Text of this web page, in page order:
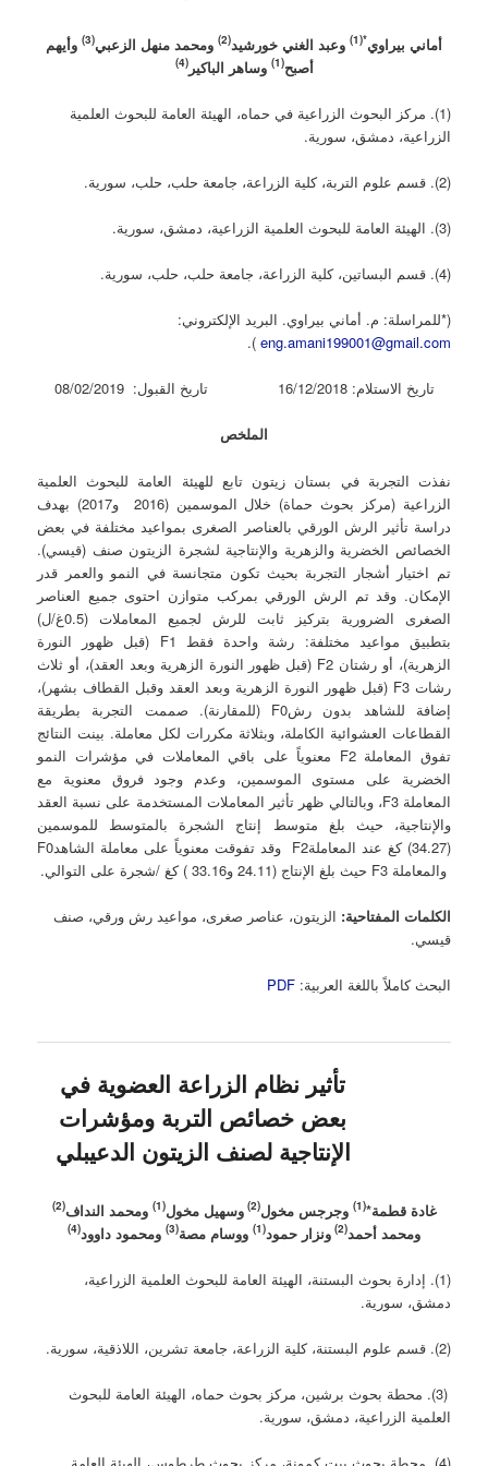
أماني بيراوي*(1) وعبد الغني خورشيد(2) ومحمد منهل الزعبي(3)
وأيهم
أصبح(1) وساهر الباكير(4)
(1). مركز البحوث الزراعية في حماه، الهيئة العامة للبحوث العلمية
الزراعية، دمشق، سورية.
(2). قسم علوم التربة، كلية الزراعة، جامعة حلب، حلب، سورية.
(3). الهيئة العامة للبحوث العلمية الزراعية، دمشق، سورية.
(4). قسم البساتين، كلية الزراعة، جامعة حلب، حلب، سورية.
(*للمراسلة: م. أماني بيراوي. البريد الإلكتروني:
eng.amani199001@gmail.com
).
تاريخ الاستلام: 16/12/2018 تاريخ القبول: 08/02/2019
الملخص
نفذت التجربة في بستان زيتون تابع للهيئة العامة للبحوث العلمية
الزراعية (مركز بحوث حماة) خلال الموسمين (2016 و2017) بهدف
دراسة تأثير الرش الورقي بالعناصر الصغرى بمواعيد مختلفة في بعض
الخصائص الخضرية والزهرية والإنتاجية لشجرة الزيتون صنف (قيسي).
تم اختيار أشجار التجربة بحيث تكون متجانسة في النمو والعمر قدر
الإمكان. وقد تم الرش الورقي بمركب متوازن احتوى جميع العناصر
الصغرى الضرورية بتركيز ثابت للرش لجميع المعاملات (0.5غ/ل)
بتطبيق مواعيد مختلفة: رشة واحدة فقط F1 (قبل ظهور النورة
الزهرية)، أو رشتان F2 (قبل ظهور النورة الزهرية وبعد العقد)، أو ثلاث
رشات F3 (قبل ظهور النورة الزهرية وبعد العقد وقبل القطاف بشهر)،
إضافة للشاهد بدون رشF0 (للمقارنة). صممت التجربة بطريقة
القطاعات العشوائية الكاملة، وبثلاثة مكررات لكل معاملة. بينت النتائج
تفوق المعاملة F2 معنوياً على باقي المعاملات في مؤشرات النمو
الخضرية على مستوى الموسمين، وعدم وجود فروق معنوية مع
المعاملة F3، وبالتالي ظهر تأثير المعاملات المستخدمة على نسبة العقد
والإنتاجية، حيث بلغ متوسط إنتاج الشجرة بالمتوسط للموسمين
(34.27) كغ عند المعاملةF2 وقد تفوقت معنوياً على معاملة الشاهدF0
والمعاملة F3 حيث بلغ الإنتاج (24.11 و33.16 ) كغ /شجرة على التوالي.
الكلمات المفتاحية: الزيتون، عناصر صغرى، مواعيد رش ورقي، صنف
قيسي.
البحث كاملاً باللغة العربية:PDF
تأثير نظام الزراعة العضوية في
بعض خصائص التربة ومؤشرات
الإنتاجية لصنف الزيتون الدعيبلي
غادة قطمة*(1) وجرجس مخول(2) وسهيل مخول(1) ومحمد النداف(2)
ومحمد أحمد(2) ونزار حمود(1) ووسام مصة(3) ومحمود داوود(4)
(1). إدارة بحوث البستنة، الهيئة العامة للبحوث العلمية الزراعية،
دمشق، سورية.
(2). قسم علوم البستنة، كلية الزراعة، جامعة تشرين، اللاذقية، سورية.
(3). محطة بحوث برشين، مركز بحوث حماه، الهيئة العامة للبحوث
العلمية الزراعية، دمشق، سورية.